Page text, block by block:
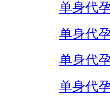
单身代
单身代
单身代
单身代